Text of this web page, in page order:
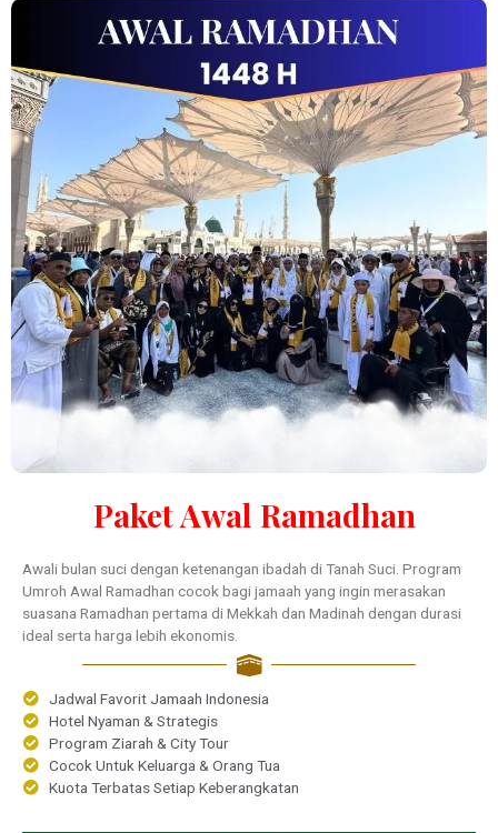
Paket Awal Ramadhan
Awali bulan suci dengan ketenangan ibadah di Tanah Suci. Program
Umroh Awal Ramadhan cocok bagi jamaah yang ingin merasakan
suasana Ramadhan pertama di Mekkah dan Madinah dengan durasi
ideal serta harga lebih ekonomis.
Jadwal Favorit Jamaah Indonesia
Hotel Nyaman & Strategis
Program Ziarah & City Tour
Cocok Untuk Keluarga & Orang Tua
Kuota Terbatas Setiap Keberangkatan